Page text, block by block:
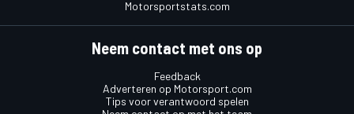
Motorsportstats.com
Neem contact met ons op
Feedback
Adverteren op Motorsport.com
Tips voor verantwoord spelen